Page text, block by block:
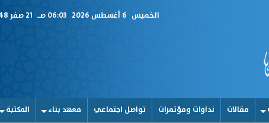
الخميس 06:03 صـ
مقالات نداوات ومؤتمرات تواصل اجتماعي معهد بناء المكتبة